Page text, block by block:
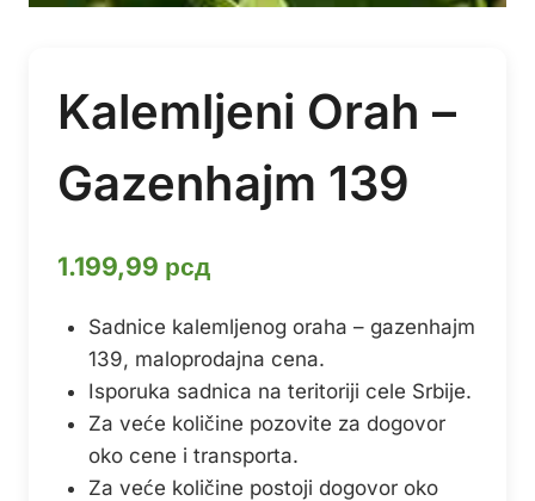
Kalemljeni Orah –
Gazenhajm 139
1.199,99 рсд
Sadnice kalemljenog oraha – gazenhajm
139, maloprodajna cena.
Isporuka sadnica na teritoriji cele Srbije.
Za veće količine pozovite za dogovor
oko cene i transporta.
Za veće količine postoji dogovor oko